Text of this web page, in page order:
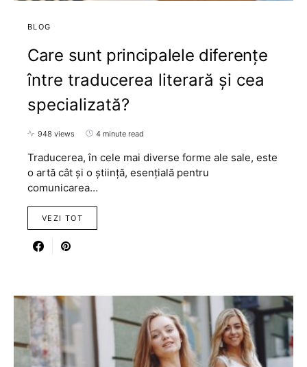
BLOG
Care sunt principalele diferențe
între traducerea literară și cea
specializată?
948 views 4 minute read
Traducerea, în cele mai diverse forme ale sale, este
o artă cât și o știință, esențială pentru
comunicarea…
VEZI TOT